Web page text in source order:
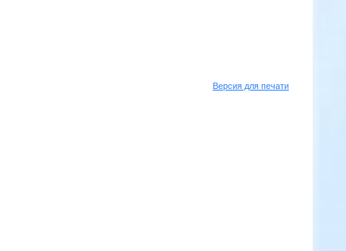
Версия для печати